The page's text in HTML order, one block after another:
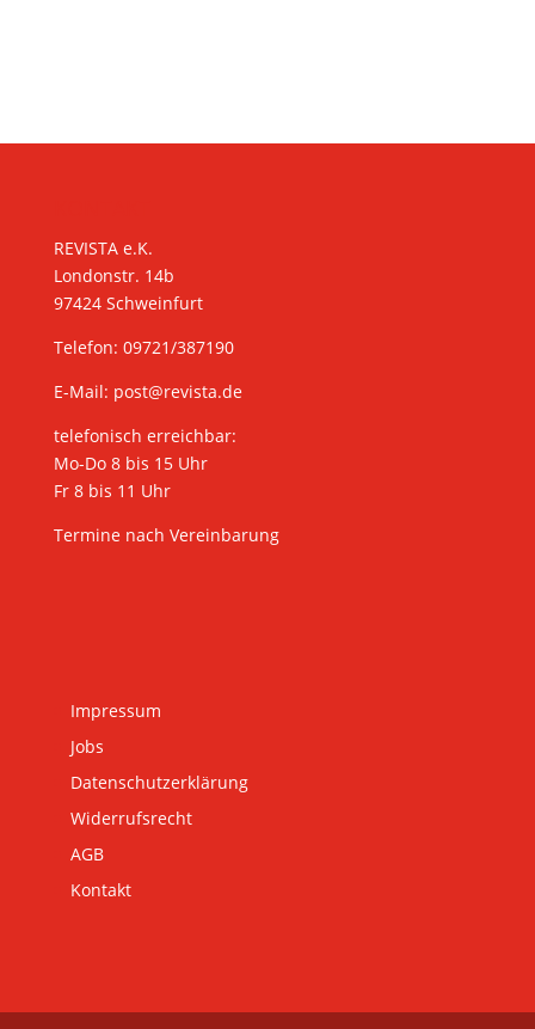
REVISTA e.K.
Londonstr. 14b
97424 Schweinfurt
Telefon: 09721/387190
E-Mail: post@revista.de
telefonisch erreichbar:
Mo-Do 8 bis 15 Uhr
Fr 8 bis 11 Uhr
Termine nach Vereinbarung
Impressum
Jobs
Datenschutzerklärung
Widerrufsrecht
AGB
Kontakt